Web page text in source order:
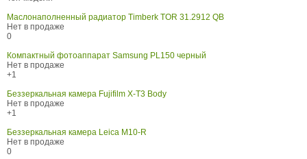
Маслонаполненный радиатор Timberk TOR 31.2912 QB
Нет в продаже
0
Компактный фотоаппарат Samsung PL150 черный
Нет в продаже
+1
Беззеркальная камера Fujifilm X-T3 Body
Нет в продаже
+1
Беззеркальная камера Leica M10-R
Нет в продаже
0